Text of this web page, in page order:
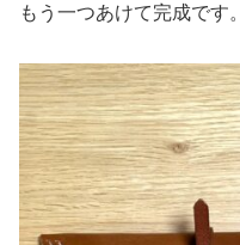
もう一つあけて完成です。